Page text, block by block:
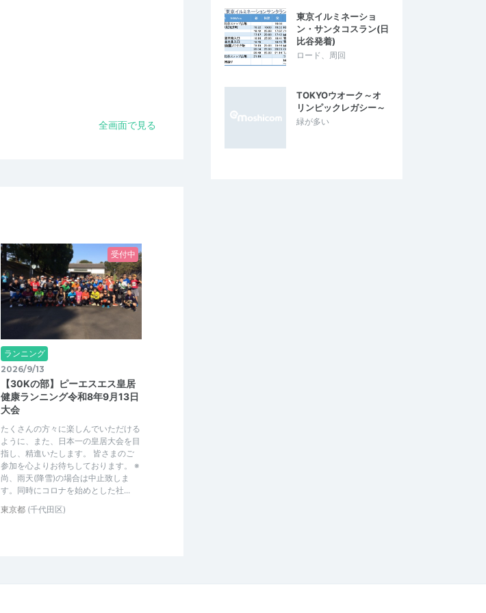
全画面で見る
受付中
ランニング
2026/9/13
【30Kの部】ピーエスエス皇居
健康ランニング令和8年9月13日
大会
たくさんの方々に楽しんでいただける
ように、また、日本一の皇居大会を目
指し、精進いたします。 皆さまのご
参加を心よりお待ちしております。 ※
尚、雨天(降雪)の場合は中止致しま
す。同時にコロナを始めとした社...
東京都 (千代田区)
東京イルミネーショ
ン・サンタコスラン(日
比谷発着)
ロード、周回
TOKYOウオーク～オ
リンピックレガシー～
緑が多い